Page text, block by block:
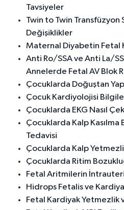
Tavsiyeler
Twin to Twin
Değişiklikler
Maternal Diyabetin Fetal
Anti Ro/SSA ve Anti La/
Annelerde Fetal AV Blok
Çocuklarda Doğuştan
Çocuk Kardiyolojisi
Çocuklarda EKG Nasıl
Çocuklarda Kalp Kasılma
Tedavisi
Çocuklarda Kalp
Çocuklarda Ritim
Fetal Aritmilerin
Hidrops Fetalis ve
Fetal Kardiyak Yetmezlik